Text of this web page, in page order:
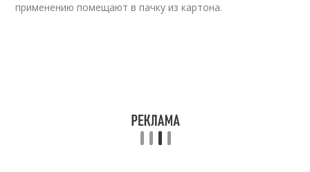
применению помещают в пачку из картона.